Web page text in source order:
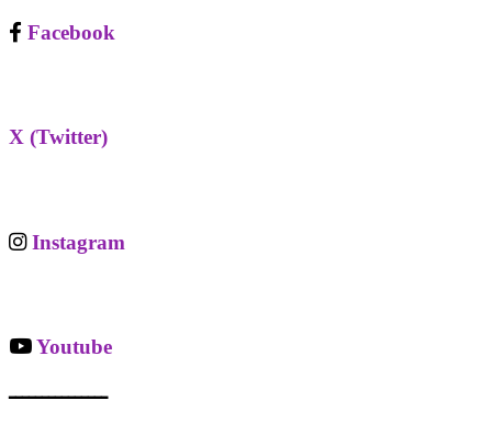
Facebook
X (Twitter)
Instagram
Youtube
ـــــــــــــــ